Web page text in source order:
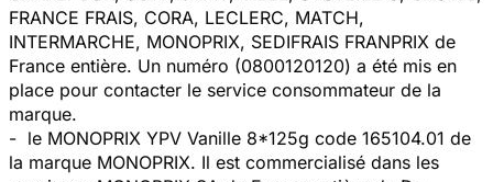
FRANCE FRAIS, CORA, LECLERC, MATCH,
INTERMARCHE, MONOPRIX, SEDIFRAIS FRANPRIX de
France entière. Un numéro (0800120120) a été mis en
place pour contacter le service consommateur de la
marque.
- le MONOPRIX YPV Vanille 8*125g code 165104.01 de
la marque MONOPRIX. Il est commercialisé dans les